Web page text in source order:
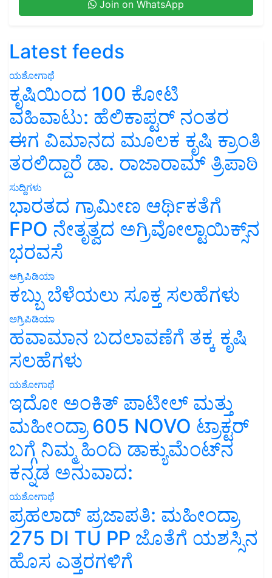
Join on WhatsApp
Latest feeds
ಯಶೋಗಾಥೆ
ಕೃಷಿಯಿಂದ 100 ಕೋಟಿ
ವಹಿವಾಟು: ಹೆಲಿಕಾಪ್ಟರ್ ನಂತರ
ಈಗ ವಿಮಾನದ ಮೂಲಕ ಕೃಷಿ ಕ್ರಾಂತಿ
ತರಲಿದ್ದಾರೆ ಡಾ. ರಾಜಾರಾಮ್ ತ್ರಿಪಾಠಿ
ಸುದ್ದಿಗಳು
ಭಾರತದ ಗ್ರಾಮೀಣ ಆರ್ಥಿಕತೆಗೆ
FPO ನೇತೃತ್ವದ ಅಗ್ರಿವೋಲ್ಟಾಯಿಕ್ಸ್‌ನ
ಭರವಸೆ
ಅಗ್ರಿಪಿಡಿಯಾ
ಕಬ್ಬು ಬೆಳೆಯಲು ಸೂಕ್ತ ಸಲಹೆಗಳು
ಅಗ್ರಿಪಿಡಿಯಾ
ಹವಾಮಾನ ಬದಲಾವಣೆಗೆ ತಕ್ಕ ಕೃಷಿ
ಸಲಹೆಗಳು
ಯಶೋಗಾಥೆ
ಇದೋ ಅಂಕಿತ್ ಪಾಟೀಲ್ ಮತ್ತು
ಮಹೀಂದ್ರಾ 605 NOVO ಟ್ರಾಕ್ಟರ್
ಬಗ್ಗೆ ನಿಮ್ಮ ಹಿಂದಿ ಡಾಕ್ಯುಮೆಂಟ್‌ನ
ಕನ್ನಡ ಅನುವಾದ:
ಯಶೋಗಾಥೆ
ಪ್ರಹಲಾದ್ ಪ್ರಜಾಪತಿ: ಮಹೀಂದ್ರಾ
275 DI TU PP ಜೊತೆಗೆ ಯಶಸ್ಸಿನ
ಹೊಸ ಎತ್ತರಗಳಿಗೆ